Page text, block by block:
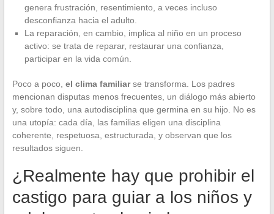
genera frustración, resentimiento, a veces incluso
desconfianza hacia el adulto.
La reparación, en cambio, implica al niño en un proceso
activo: se trata de reparar, restaurar una confianza,
participar en la vida común.
Poco a poco, el clima familiarse transforma. Los padres
mencionan disputas menos frecuentes, un diálogo más abierto
y, sobre todo, una autodisciplina que germina en su hijo. No es
una utopía: cada día, las familias eligen una disciplina
coherente, respetuosa, estructurada, y observan que los
resultados siguen.
¿Realmente hay que prohibir el
castigo para guiar a los niños y